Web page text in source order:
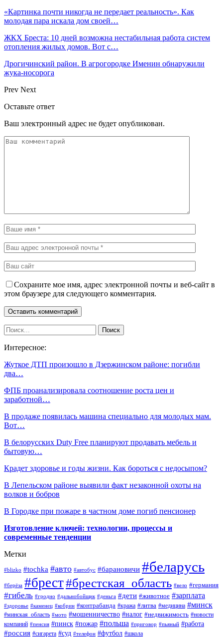
«Картинка почти никогда не передает реальность». Как
молодая пара искала дом своей…
ЖКХ Бреста: 10 дней возможна нестабильная работа систем
отопления жилых домов. Вот с…
Дрогичинский район. В агрогородке Именин обнаружили
жука-носорога
Prev Next
Оставьте ответ
Ваш электронный адрес не будет опубликован.
Сохраните мое имя, адрес электронной почты и веб-сайт в
этом браузере для следующего комментария.
Интересное:
Жуткое ДТП произошло в Дзержинском районе: погибли
два…
ФПБ проанализировала соотношение роста цен и
заработной…
В продаже появилась машина специально для молодых мам.
Вот…
В белорусских Duty Free планируют продавать мебель и
бытовую…
Крадет здоровье и годы жизни. Как бороться с недосыпом?
В Лепельском районе выявили факт незаконной охоты на
волков и бобров
В Городке при пожаре в частном доме погиб пенсионер
Изготовление ключей: технологии, процессы и
современные тенденции
Метки
#blizko #tochka #авто #автобус #барановичи #беларусь
#берёза #брест#брестская_область #вело #германия
#гибель #гродно #дальнобойщик #деньга #дети #животное #зарплата
#здоровье #каменец #кобрин #контрабанда #кража #литва #медицина #минск
#минская_область #мото #мошенничество #налог #недвижимость #новости
компаний #пенсия #пинск #пожар #польша #приговор #пьяный #работа
#россия #сигарета #суд #телефон #футбол #школа